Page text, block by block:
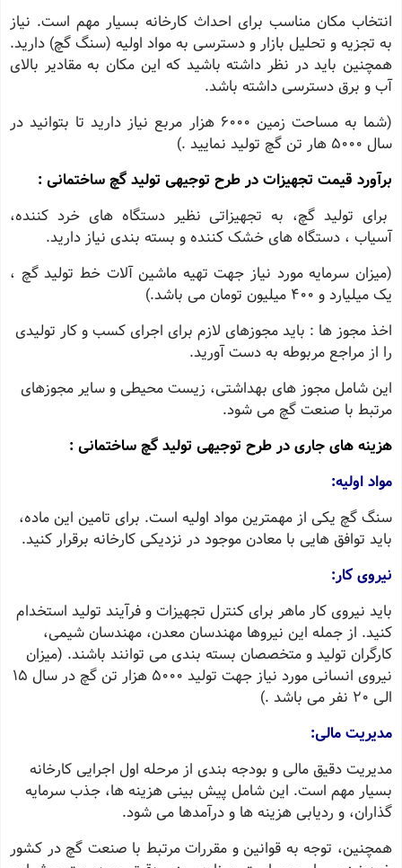
انتخاب مکان مناسب برای احداث کارخانه بسیار مهم است. نیاز
به تجزیه و تحلیل بازار و دسترسی به مواد اولیه (سنگ گچ) دارید.
همچنین باید در نظر داشته باشید که این مکان به مقادیر بالای
آب و برق دسترسی داشته باشد.
(شما به مساحت زمین 6000 هزار مربع نیاز دارید تا بتوانید در
سال 5000 هار تن گچ تولید نمایید .)
برآورد قیمت تجهیزات در طرح توجیهی تولید گچ ساختمانی :
برای تولید گچ، به تجهیزاتی نظیر دستگاه ‌های خرد کننده،
آسیاب ، دستگاه‌ های خشک کننده و بسته ‌بندی نیاز دارید.
(میزان سرمایه مورد نیاز جهت تهیه ماشین آلات خط تولید گچ ،
یک میلیارد و 400 میلیون تومان می باشد.)
اخذ مجوز ها : باید مجوزهای لازم برای اجرای کسب و کار تولیدی
را از مراجع مربوطه به دست آورید.
این شامل مجوز‌ های بهداشتی، زیست ‌محیطی و سایر مجوزهای
مرتبط با صنعت گچ می ‌شود.
هزینه های جاری در طرح توجیهی تولید گچ ساختمانی :
مواد اولیه:
سنگ گچ یکی از مهمترین مواد اولیه است. برای تامین این ماده،
باید توافق ‌هایی با معادن موجود در نزدیکی کارخانه برقرار کنید.
نیروی کار:
باید نیروی کار ماهر برای کنترل تجهیزات و فرآیند تولید استخدام
کنید. از جمله این نیروها مهندسان معدن، مهندسان شیمی،
کارگران تولید و متخصصان بسته ‌بندی می ‌توانند باشند. (میزان
نیروی انسانی مورد نیاز جهت تولید 5000 هزار تن گچ در سال 15
الی 20 نفر می باشد .)
مدیریت مالی:
مدیریت دقیق مالی و بودجه ‌بندی از مرحله اول اجرایی کارخانه
بسیار مهم است. این شامل پیش ‌بینی هزینه‌ ها، جذب سرمایه‌
گذاران، و ردیابی هزینه ‌ها و درآمدها می‌ شود.
همچنین، توجه به قوانین و مقررات مرتبط با صنعت گچ در کشور